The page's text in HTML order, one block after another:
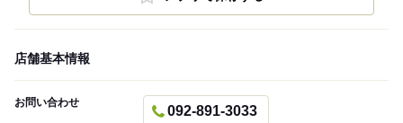
店舗基本情報
お問い合わせ
092-891-3033